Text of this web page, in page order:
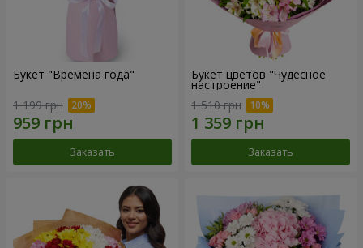
Букет "Времена года"
1 199 грн
Заказать
Букет цветов "Чудесное
настроение"
1 510 грн
Заказать